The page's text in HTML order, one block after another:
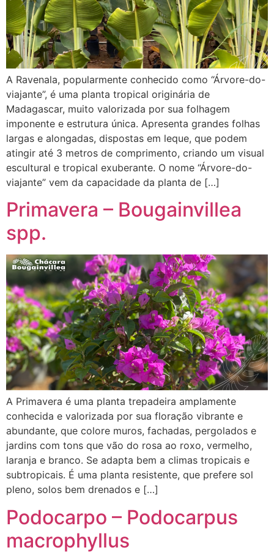
A Ravenala, popularmente conhecido como “Árvore-do-
viajante”, é uma planta tropical originária de
Madagascar, muito valorizada por sua folhagem
imponente e estrutura única. Apresenta grandes folhas
largas e alongadas, dispostas em leque, que podem
atingir até 3 metros de comprimento, criando um visual
escultural e tropical exuberante. O nome “Árvore-do-
viajante” vem da capacidade da planta de […]
Primavera – Bougainvillea
spp.
A Primavera é uma planta trepadeira amplamente
conhecida e valorizada por sua floração vibrante e
abundante, que colore muros, fachadas, pergolados e
jardins com tons que vão do rosa ao roxo, vermelho,
laranja e branco. Se adapta bem a climas tropicais e
subtropicais. É uma planta resistente, que prefere sol
pleno, solos bem drenados e […]
Podocarpo – Podocarpus
macrophyllus